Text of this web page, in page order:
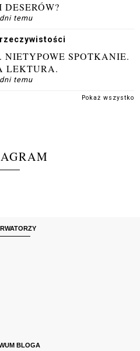
temu
NIETYPOWE SPOTKANIE.
LEKTURA.
temu
Pokaż wszystko
BLOGA